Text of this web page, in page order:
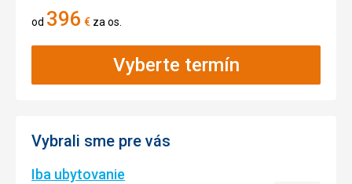
od 396 € za os.
Vyberte termín
Vybrali sme pre vás
Iba ubytovanie